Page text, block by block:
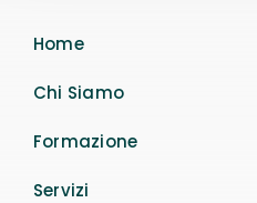
Home
Chi Siamo
Formazione
Servizi